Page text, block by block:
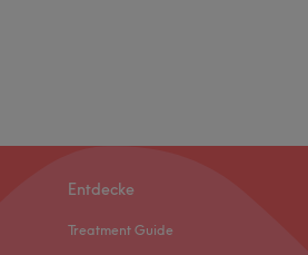
Entdecke
Treatment Guide